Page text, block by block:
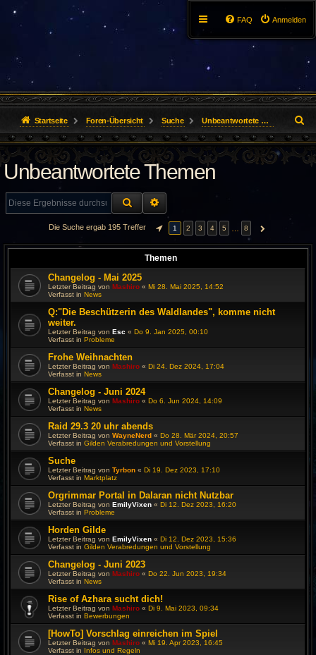
Anmelden
FAQ
Startseite Foren-Übersicht Suche Unbeantwortete Themen
u
c
Unbeantwortete Themen
SUCHE
Die Suche ergab 195 Treffer SEITE VON
1 2 3 4 5 8 NÄCHSTE
Themen
Changelog - Mai 2025
Letzter Beitrag von Mashiro « Mi 28. Mai 2025, 14:52
Verfasst in News
Q:"Die Beschützerin des Waldlandes", komme nicht
weiter.
Letzter Beitrag von Esc « Do 9. Jan 2025, 00:10
Verfasst in Probleme
Frohe Weihnachten
Letzter Beitrag von Mashiro « Di 24. Dez 2024, 17:04
Verfasst in News
Changelog - Juni 2024
Letzter Beitrag von Mashiro « Do 6. Jun 2024, 14:09
Verfasst in News
Raid 29.3 20 uhr abends
Letzter Beitrag von WayneNerd « Do 28. Mär 2024, 20:57
Verfasst in Gilden Verabredungen und Vorstellung
Suche
Letzter Beitrag von Tyrbon « Di 19. Dez 2023, 17:10
Verfasst in Marktplatz
Orgrimmar Portal in Dalaran nicht Nutzbar
Letzter Beitrag von EmilyVixen « Di 12. Dez 2023, 16:20
Verfasst in Probleme
Horden Gilde
Letzter Beitrag von EmilyVixen « Di 12. Dez 2023, 15:36
Verfasst in Gilden Verabredungen und Vorstellung
Changelog - Juni 2023
Letzter Beitrag von Mashiro « Do 22. Jun 2023, 19:34
Verfasst in News
Rise of Azhara sucht dich!
Letzter Beitrag von Mashiro « Di 9. Mai 2023, 09:34
Verfasst in Bewerbungen
[HowTo] Vorschlag einreichen im Spiel
Letzter Beitrag von Mashiro « Mi 19. Apr 2023, 16:45
Verfasst in Infos und Regeln